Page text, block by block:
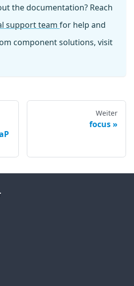
the documentation? Reach
support team for help and
component solutions, visit
Weiter
focus